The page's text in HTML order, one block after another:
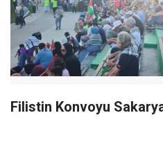
Filistin Konvoyu